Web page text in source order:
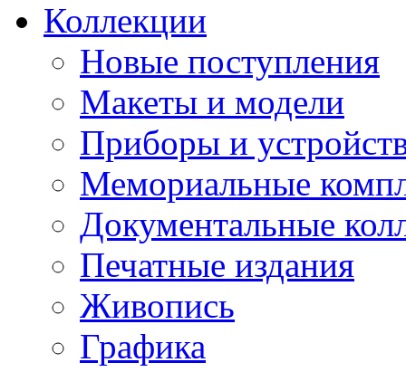
Коллекции
Новые поступления
Макеты и модели
Приборы и
Мемориальные
Документальные
Печатные издания
Живопись
Графика